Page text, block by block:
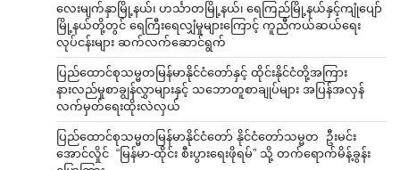
လေးမျက်နှာမြို့နယ်၊ ဟင်္သာတမြို့နယ်၊ ရေကြည်မြို့နယ်နှင့်ကျုံပျော်
မြို့နယ်တို့တွင် ရေကြီးရေလျှံမှုများကြောင့် ကူညီကယ်ဆယ်ရေး
လုပ်ငန်းများ ဆက်လက်ဆောင်ရွက်
ပြည်ထောင်စုသမ္မတမြန်မာနိုင်ငံတော်နှင့် ထိုင်းနိုင်ငံတို့အကြား
နားလည်မှုစာချွန်လွှာများနှင့် သဘောတူစာချုပ်များ အပြန်အလှန်
လက်မှတ်ရေးထိုးလဲလှယ်
ပြည်ထောင်စုသမ္မတမြန်မာနိုင်ငံတော် နိုင်ငံတော်သမ္မတ ဦးမင်း
အောင်လှိုင် “မြန်မာ-ထိုင်း စီးပွားရေးဖိုရမ်” သို့ တက်ရောက်မိန့်ခွန်း